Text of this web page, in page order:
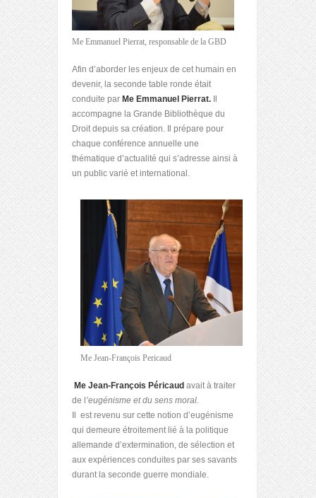
Me Emmanuel Pierrat, responsable de la GBD
Afin d’aborder les enjeux de cet humain en
devenir, la seconde table ronde était
conduite par Me Emmanuel Pierrat. Il
accompagne la Grande Bibliothèque du
Droit depuis sa création. Il prépare pour
chaque conférence annuelle une
thématique d’actualité qui s’adresse ainsi à
un public varié et international.
Me Jean-François Pericaud
Me Jean-François Péricaud avait à traiter
de l’eugénisme et du sens moral.
Il est revenu sur cette notion d’eugénisme
qui demeure étroitement lié à la politique
allemande d’extermination, de sélection et
aux expériences conduites par ses savants
durant la seconde guerre mondiale.